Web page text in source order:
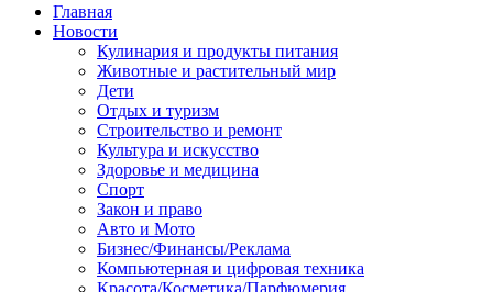
Главная
Новости
Кулинария и продукты питания
Животные и растительный мир
Дети
Отдых и туризм
Строительство и ремонт
Культура и искусство
Здоровье и медицина
Спорт
Закон и право
Авто и Мото
Бизнес/Финансы/Реклама
Компьютерная и цифровая техника
Красота/Косметика/Парфюмерия